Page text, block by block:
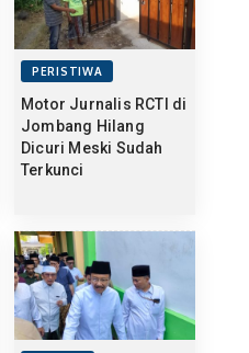
PERISTIWA
Motor Jurnalis RCTI di
Jombang Hilang
Dicuri Meski Sudah
Terkunci